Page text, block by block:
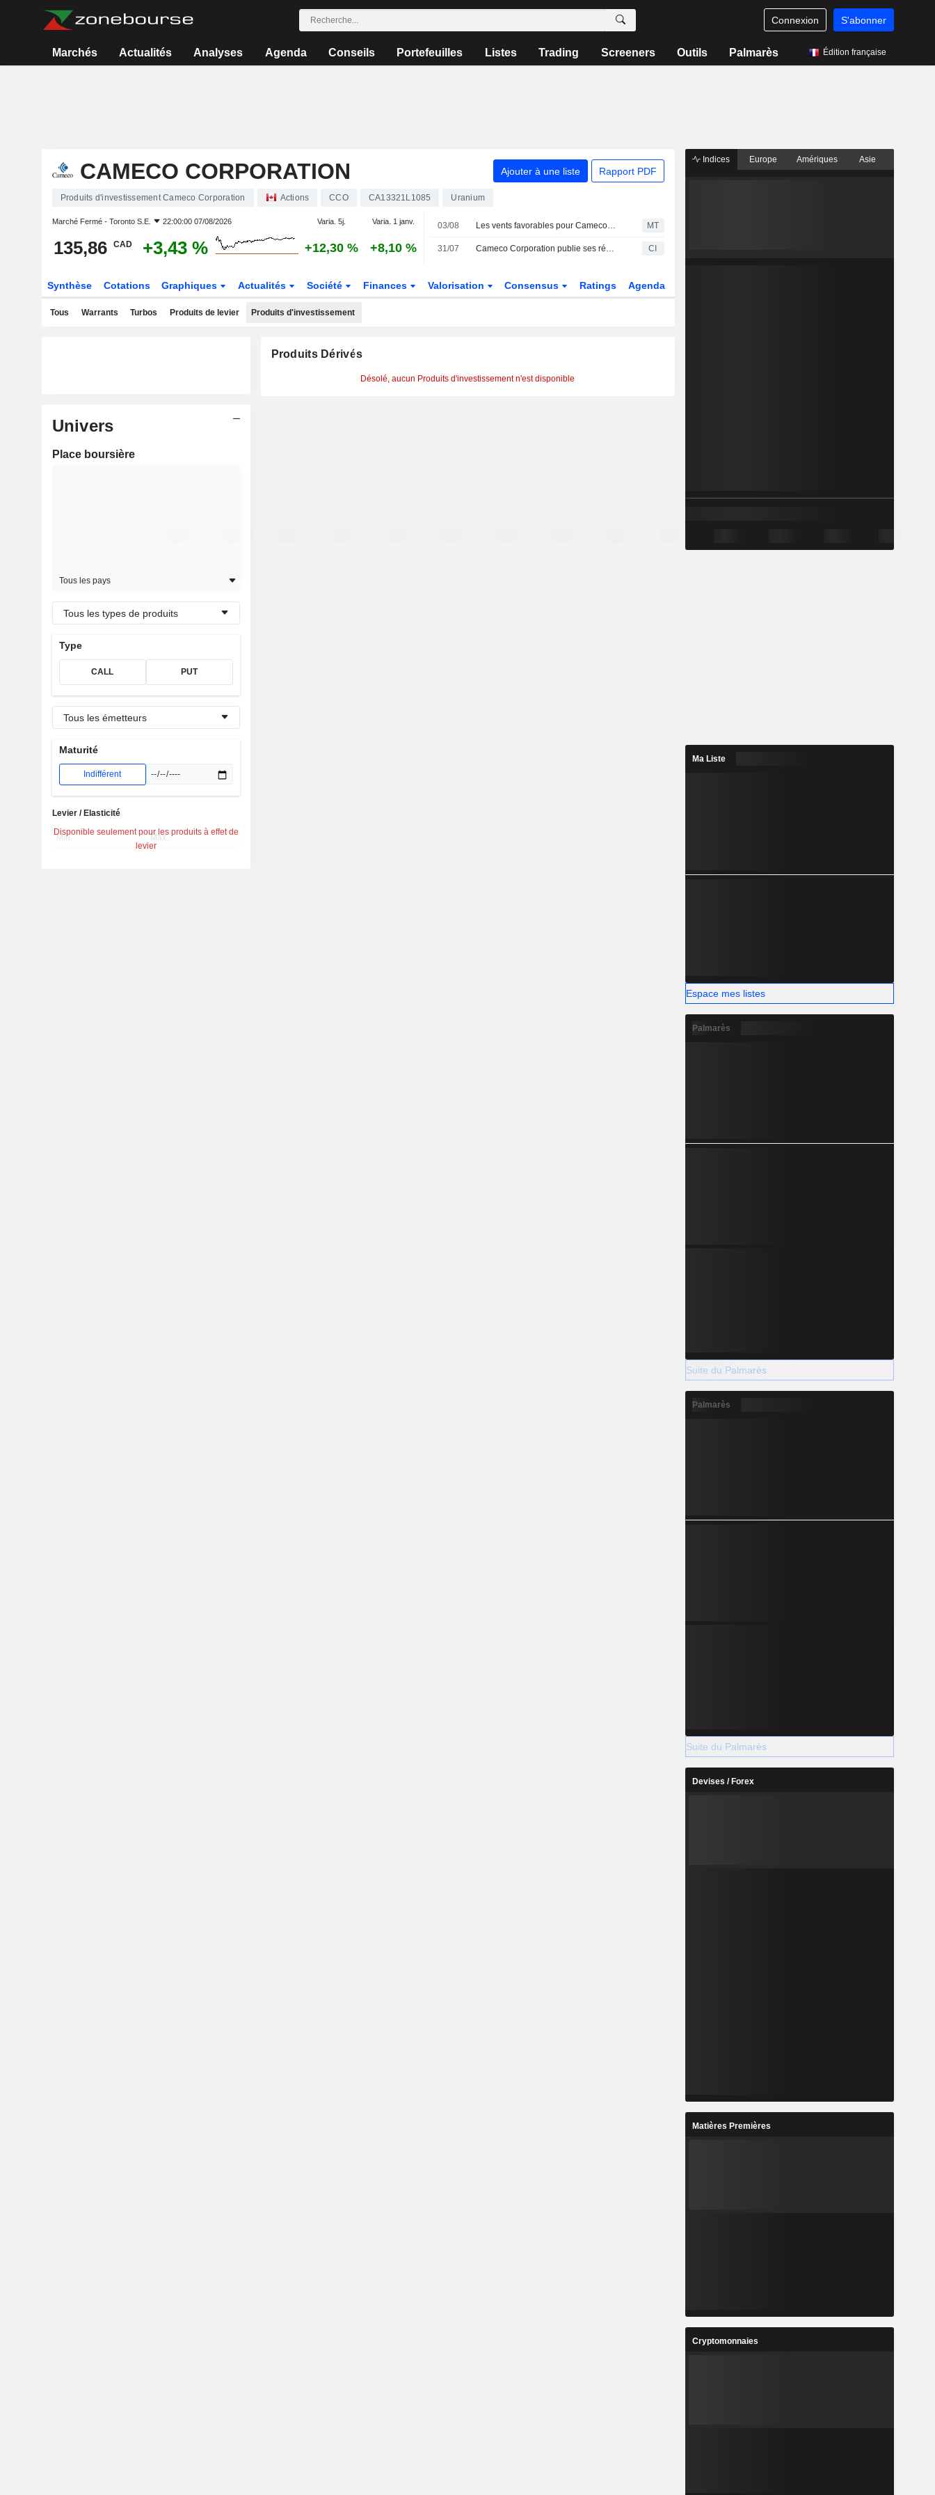
Connexion S'abonner
Marchés Actualités Analyses Agenda Conseils Portefeuilles Listes Trading Screeners Outils Palmarès Édition française
CAMECO CORPORATION Ajouter à une liste Rapport PDF
Produits d'investissement Cameco Corporation Actions CCO CA13321L1085 Uranium
Marché Fermé - Toronto S.E. 22:00:00 07/08/2026 Varia. 5j. Varia. 1 janv.
135,86 CAD +3,43 % +12,30 % +8,10 %
03/08 Les vents favorables pour Cameco devraient perdurer, selon RBC MT
31/07 Cameco Corporation publie ses résultats pour le deuxième trimestre et le premier semestre clos le 30 juin 2026 CI
Synthèse Cotations Graphiques Actualités Société Finances Valorisation Consensus Ratings Agenda
Tous Warrants Turbos Produits de levier Produits d'investissement
Univers
Place boursière
Tous les pays
Tous les types de produits
Type
CALL PUT
Tous les émetteurs
Maturité
Indifférent
Disponible seulement pour les produits à effet de
levier
Levier / Elasticité
Produits Dérivés
Désolé, aucun Produits d'investissement n'est disponible
Indices Europe Amériques Asie
Ma Liste
Espace mes listes
Palmarès
Suite du Palmarès
Palmarès
Suite du Palmarès
Devises / Forex
Matières Premières
Cryptomonnaies